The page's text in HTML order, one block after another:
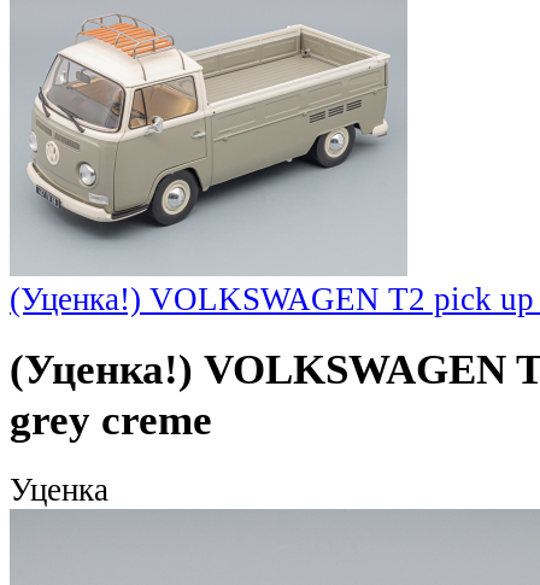
(Уценка!) VOLKSWAGEN T2 pick up
(Уценка!) VOLKSWAGEN
grey creme
Уценка